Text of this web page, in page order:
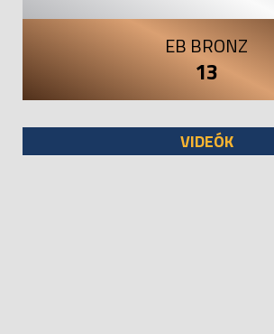
EB BRONZ
13
VIDEÓK